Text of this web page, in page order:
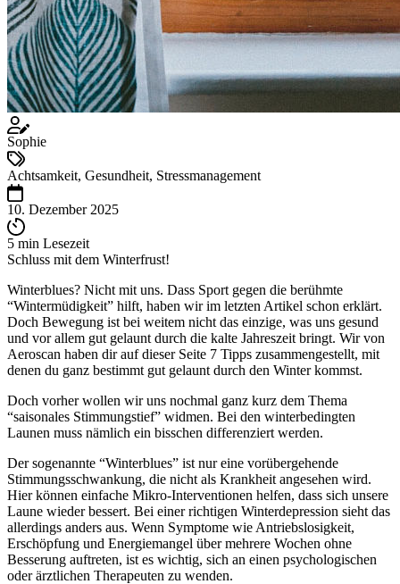
Sophie
Achtsamkeit, Gesundheit, Stressmanagement
10. Dezember 2025
5 min Lesezeit
Schluss mit dem Winterfrust!
Winterblues? Nicht mit uns. Dass Sport gegen die berühmte
“Wintermüdigkeit” hilft, haben wir im letzten Artikel schon erklärt.
Doch Bewegung ist bei weitem nicht das einzige, was uns gesund
und vor allem gut gelaunt durch die kalte Jahreszeit bringt. Wir von
Aeroscan haben dir auf dieser Seite 7 Tipps zusammengestellt, mit
denen du ganz bestimmt gut gelaunt durch den Winter kommst.
Doch vorher wollen wir uns nochmal ganz kurz dem Thema
“saisonales Stimmungstief” widmen. Bei den winterbedingten
Launen muss nämlich ein bisschen differenziert werden.
Der sogenannte “Winterblues” ist nur eine vorübergehende
Stimmungsschwankung, die nicht als Krankheit angesehen wird.
Hier können einfache Mikro-Interventionen helfen, dass sich unsere
Laune wieder bessert. Bei einer richtigen Winterdepression sieht das
allerdings anders aus. Wenn Symptome wie Antriebslosigkeit,
Erschöpfung und Energiemangel über mehrere Wochen ohne
Besserung auftreten, ist es wichtig, sich an einen psychologischen
oder ärztlichen Therapeuten zu wenden.